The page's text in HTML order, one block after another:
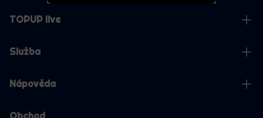
TOPUP live
Služba
Nápověda